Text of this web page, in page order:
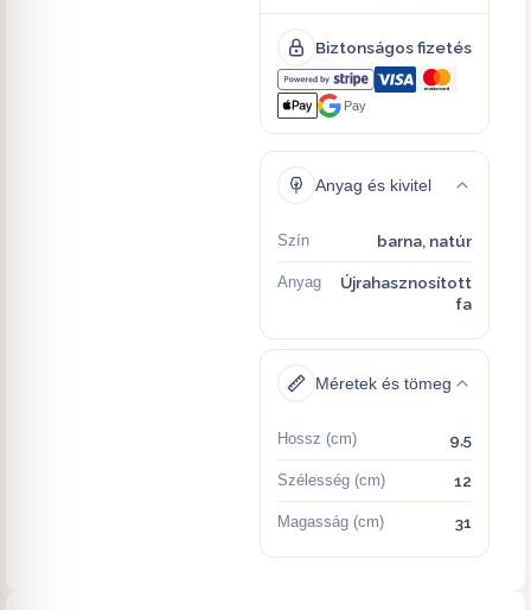
Biztonságos fizetés
Pay
Anyag és kivitel
Szín barna, natúr
Anyag
Újrahasznosított
fa
Méretek és tömeg
Hossz (cm) 9,5
Szélesség (cm) 12
Magasság (cm) 31